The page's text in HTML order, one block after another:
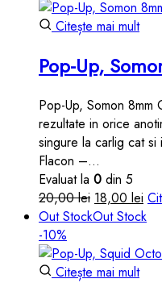
Citește mai mult
Pop-Up,
Pop-Up, Somon
rezultate in orice
singure la carlig cat
Flacon –…
Evaluat la 0 din 5
20,00lei Prețul
inițial
fost:
20,00 lei.
18,00 lei
Out StockOut Stock
-10%
Citește mai mult